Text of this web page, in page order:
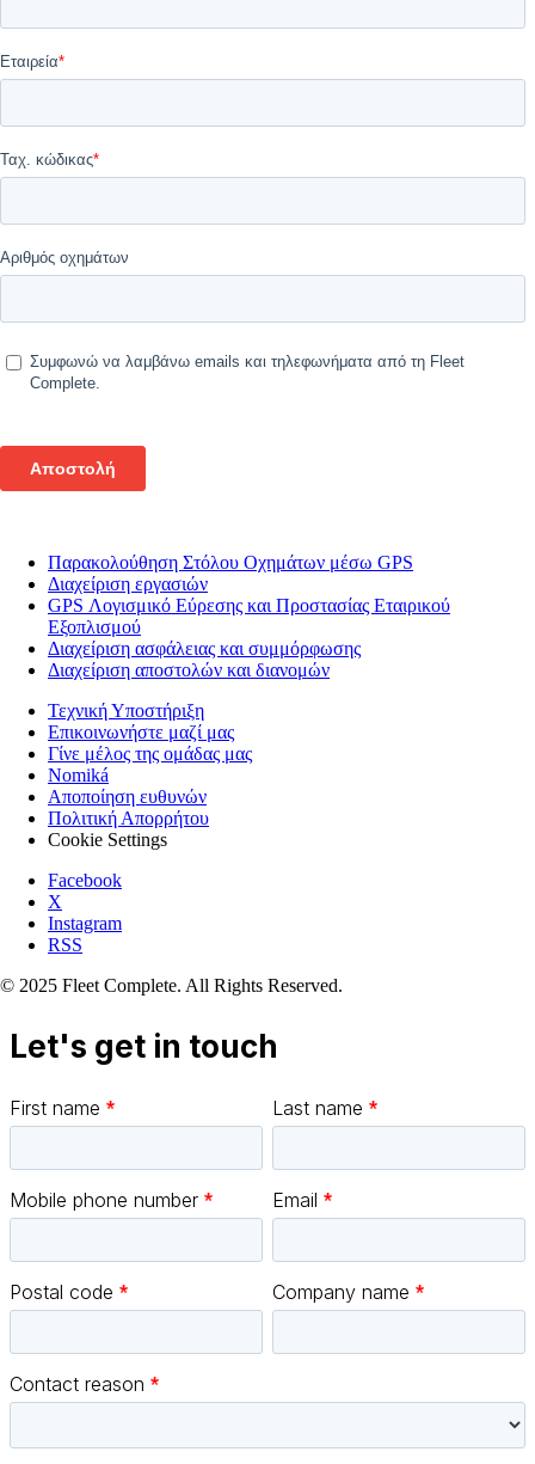
Παρακολούθηση Στόλου Οχημάτων μέσω GPS
Διαχείριση εργασιών
GPS Λογισμικό Εύρεσης και Προστασίας Εταιρικού
Εξοπλισμού
Διαχείριση ασφάλειας και συμμόρφωσης
Διαχείριση αποστολών και διανομών
Τεχνική Υποστήριξη
Επικοινωνήστε μαζί μας
Γίνε μέλος της ομάδας μας
Nomiká
Αποποίηση ευθυνών
Πολιτική Απορρήτου
Cookie Settings
Facebook
X
Instagram
RSS
© 2025 Fleet Complete. All Rights Reserved.